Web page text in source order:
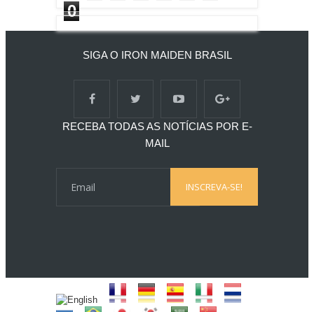
0
SIGA O IRON MAIDEN BRASIL
RECEBA TODAS AS NOTÍCIAS POR E-
MAIL